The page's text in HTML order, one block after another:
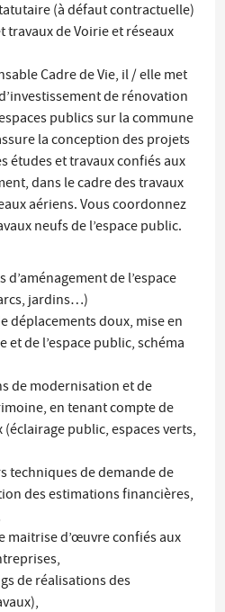
(à défaut contractuelle)
travaux de Voirie et réseaux
Cadre de Vie, il / elle met
de rénovation
publics sur la commune
la conception des projets
études et travaux confiés aux
dans le cadre des travaux
aériens. Vous coordonnez
neufs de l’espace public.
de l’espace
jardins…)
déplacements doux, mise en
et de l’espace public, schéma
de modernisation et de
en tenant compte de
(éclairage public, espaces verts,
techniques de demande de
des estimations financières,
maitrise d’œuvre confiés aux
de réalisations des